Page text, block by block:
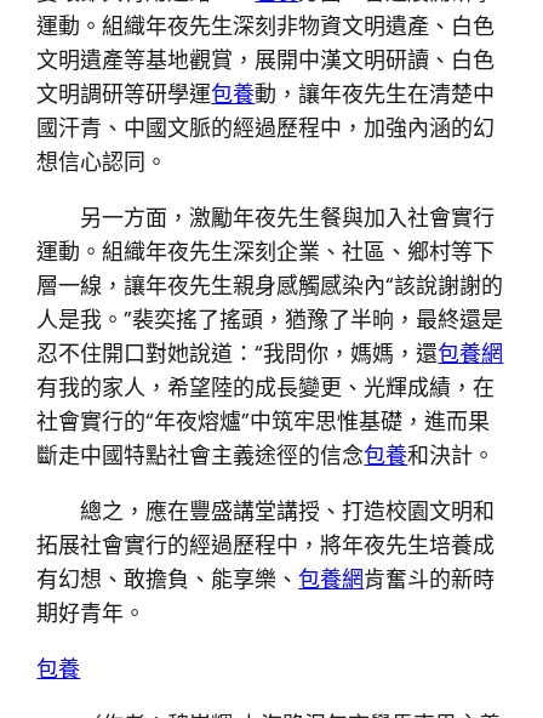
運動。組織年夜先生深刻非物資文明遺產、白色
文明遺產等基地觀賞，展開中漢文明研讀、白色
文明調研等研學運包養動，讓年夜先生在清楚中
國汗青、中國文脈的經過歷程中，加強內涵的幻
想信心認同。
另一方面，激勵年夜先生餐與加入社會實行
運動。組織年夜先生深刻企業、社區、鄉村等下
層一線，讓年夜先生親身感觸感染內“該說謝謝的
人是我。”裴奕搖了搖頭，猶豫了半晌，最終還是
忍不住開口對她說道：“我問你，媽媽，還包養網
有我的家人，希望陸的成長變更、光輝成績，在
社會實行的“年夜熔爐”中筑牢思惟基礎，進而果
斷走中國特點社會主義途徑的信念包養和決計。
總之，應在豐盛講堂講授、打造校園文明和
拓展社會實行的經過歷程中，將年夜先生培養成
有幻想、敢擔負、能享樂、包養網肯奮斗的新時
期好青年。
包養